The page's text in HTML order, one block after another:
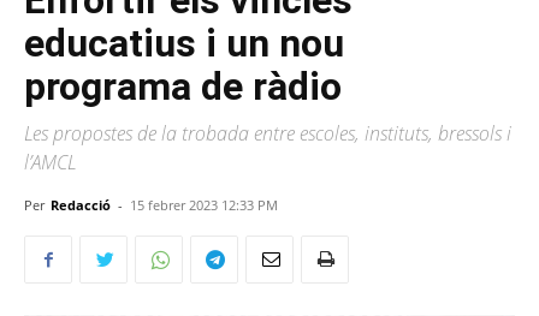
educatius i un nou
programa de ràdio
Les propostes de la trobada entre escoles, instituts, bressols i
l’AMCL
Per Redacció - 15 febrer 2023 12:33 PM